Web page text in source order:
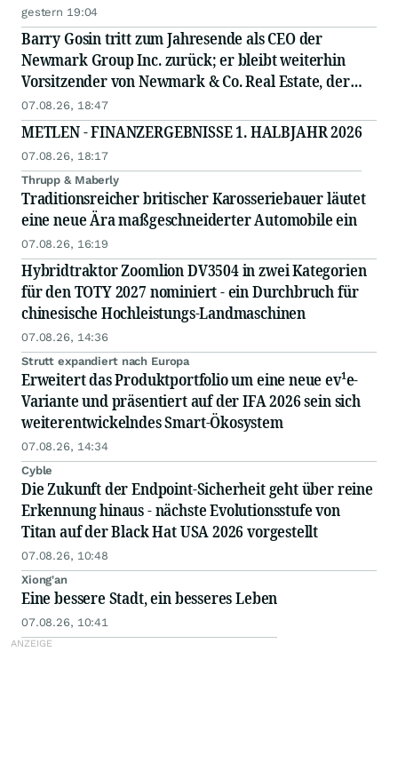
gestern 19:04
Barry Gosin tritt zum Jahresende als CEO der
Newmark Group Inc. zurück; er bleibt weiterhin
Vorsitzender von Newmark & Co. Real Estate, der
operativen Gesellschaft von Newmark
07.08.26, 18:47
METLEN - FINANZERGEBNISSE 1. HALBJAHR 2026
07.08.26, 18:17
Thrupp & Maberly
Traditionsreicher britischer Karosseriebauer läutet
eine neue Ära maßgeschneiderter Automobile ein
07.08.26, 16:19
Hybridtraktor Zoomlion DV3504 in zwei Kategorien
für den TOTY 2027 nominiert - ein Durchbruch für
chinesische Hochleistungs-Landmaschinen
07.08.26, 14:36
Strutt expandiert nach Europa
Erweitert das Produktportfolio um eine neue ev¹e-
Variante und präsentiert auf der IFA 2026 sein sich
weiterentwickelndes Smart-Ökosystem
07.08.26, 14:34
Cyble
Die Zukunft der Endpoint-Sicherheit geht über reine
Erkennung hinaus - nächste Evolutionsstufe von
Titan auf der Black Hat USA 2026 vorgestellt
07.08.26, 10:48
Xiong'an
Eine bessere Stadt, ein besseres Leben
07.08.26, 10:41